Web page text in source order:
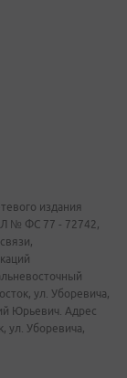
издания
№ ФС 77 - 72742,
ул. Уборевича,
Юрьевич. Адрес
ул. Уборевича,